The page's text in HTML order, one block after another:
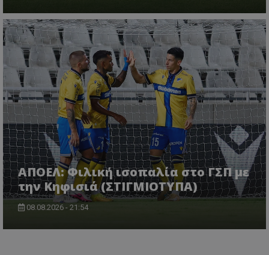
ΑΠΟΕΛ: Φιλική ισοπαλία στο ΓΣΠ με
την Κηφισιά (ΣΤΙΓΜΙΟΤΥΠΑ)
08.08.2026 - 21:54